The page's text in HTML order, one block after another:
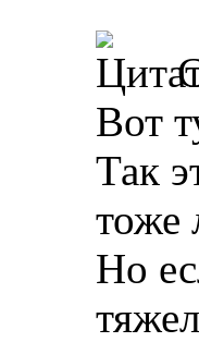
Вот
Так
тоже
Но